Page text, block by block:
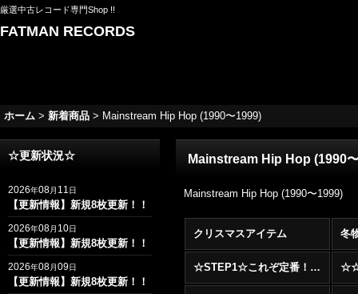
厳選中古レコード専門Shop !!
FATMAN RECORDS
ホーム > 新着商品 > Mainstream Hip Hop (1990〜1999)
☆更新状況☆
2026年08月 11日
【更新情報】新規8枚更新！！
2026年08月 10日
【更新情報】新規8枚更新！！
2026年08月09日
【更新情報】新規8枚更新！！
Mainstream Hip Hop (1990
Mainstream Hip Hop (1990〜1999)
クリスマスアイテム 冬
☆STEP1☆これぞ定番！！まずはここから！2000年代R&BフロアヒットBest 100 !!!